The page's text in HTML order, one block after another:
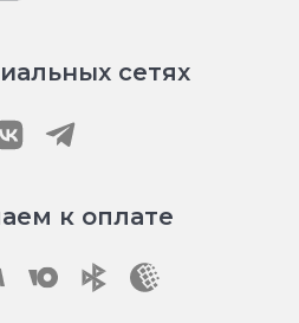
сетях
к оплате